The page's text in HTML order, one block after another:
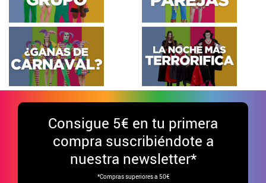
Consigue 5€ en tu primera
compra suscribiéndote a
nuestra newsletter*
*Compras superiores a 50€